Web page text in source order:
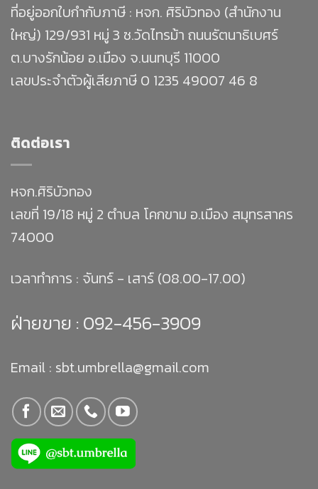
ที่อยู่ออกใบกำกับภาษี : หจก. ศิริบัวทอง (สำนักงาน
ใหญ่) 129/931 หมู่ 3 ซ.วัดไทรม้า ถนนรัตนาธิเบศร์
ต.บางรักน้อย อ.เมือง จ.นนทบุรี 11000
เลขประจำตัวผู้เสียภาษี 0 1235 49007 46 8
ติดต่อเรา
หจก.ศิริบัวทอง
เลขที่ 19/18 หมู่ 2 ตำบล โคกขาม อ.เมือง สมุทรสาคร
74000
เวลาทำการ : จันทร์ - เสาร์ (08.00-17.00)
ฝ่ายขาย : 092-456-3909
Email : sbt.umbrella@gmail.com